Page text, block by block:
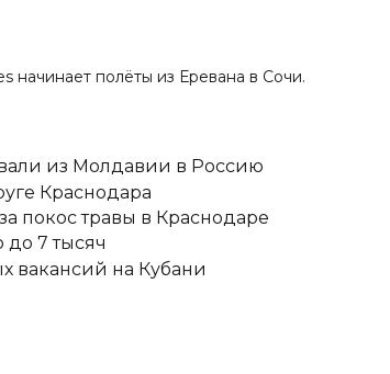
начинает полёты из Еревана в Сочи.
из Молдавии в Россию
Краснодара
покос травы в Краснодаре
до 7 тысяч
вакансий на Кубани